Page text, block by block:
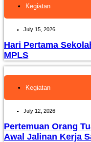
Kegiatan
July 15, 2026
Hari Pertama
MPLS
Kegiatan
July 12, 2026
Pertemuan Orang
Awal Jalinan Kerja